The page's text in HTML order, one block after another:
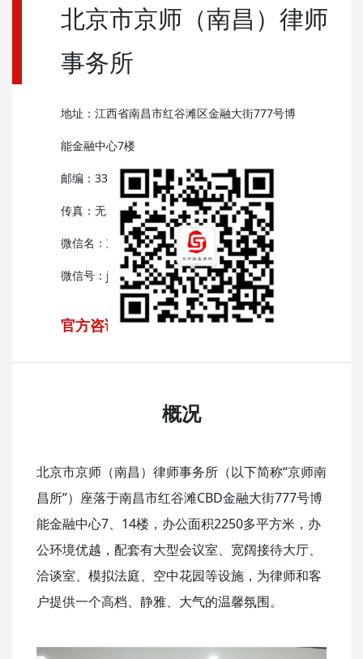
北京市京师（南昌）律师
事务所
地址：江西省南昌市红谷滩区金融大街777号博
能金融中心7楼
邮编：330038
传真：无
微信名：京师南昌律师事务所
微信号：jsnclssws
官方咨询热线：0791-86736636
概况
北京市京师（南昌）律师事务所（以下简称“京师南
昌所”）座落于南昌市红谷滩CBD金融大街777号博
能金融中心7、14楼，办公面积2250多平方米，办
公环境优越，配套有大型会议室、宽阔接待大厅、
洽谈室、模拟法庭、空中花园等设施，为律师和客
户提供一个高档、静雅、大气的温馨氛围。